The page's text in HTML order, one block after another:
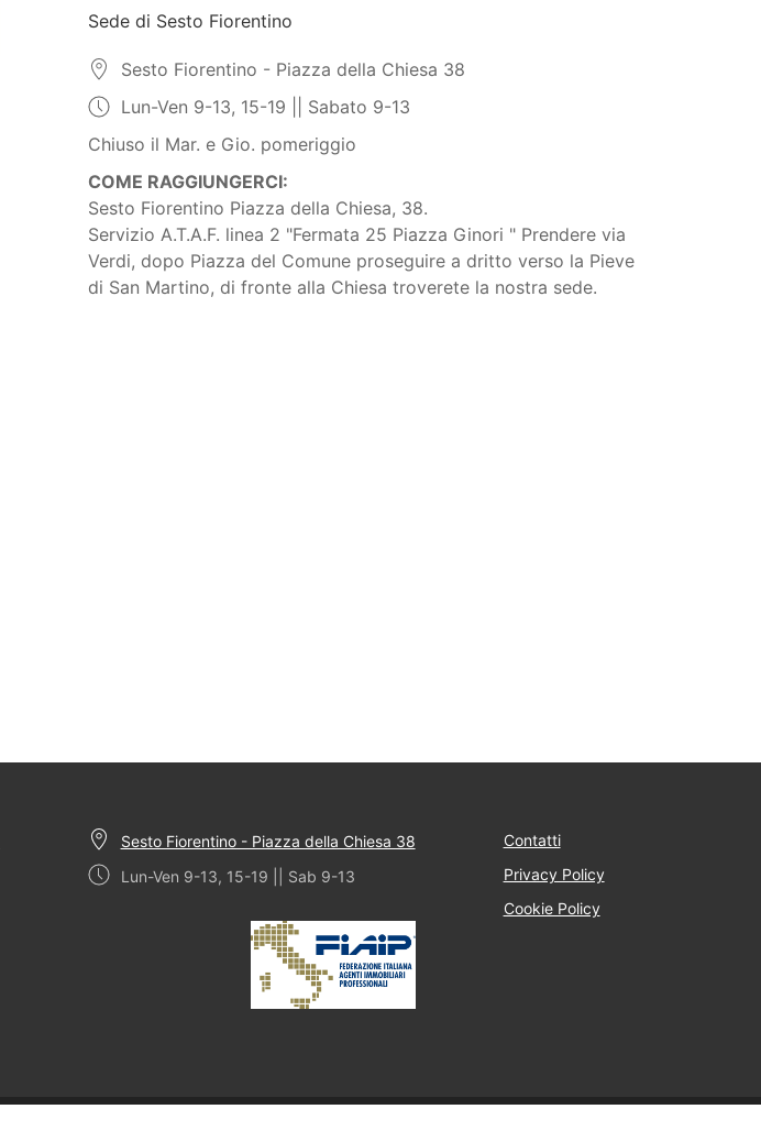
Sede di Sesto Fiorentino
Sesto Fiorentino - Piazza della Chiesa 38
Lun-Ven 9-13, 15-19 || Sabato 9-13
Chiuso il Mar. e Gio. pomeriggio
COME RAGGIUNGERCI:
Sesto Fiorentino Piazza della Chiesa, 38.
Servizio A.T.A.F. linea 2 "Fermata 25 Piazza Ginori " Prendere via
Verdi, dopo Piazza del Comune proseguire a dritto verso la Pieve
di San Martino, di fronte alla Chiesa troverete la nostra sede.
Sesto Fiorentino - Piazza della Chiesa 38
Lun-Ven 9-13, 15-19 || Sab 9-13
Contatti
Privacy Policy
Cookie Policy